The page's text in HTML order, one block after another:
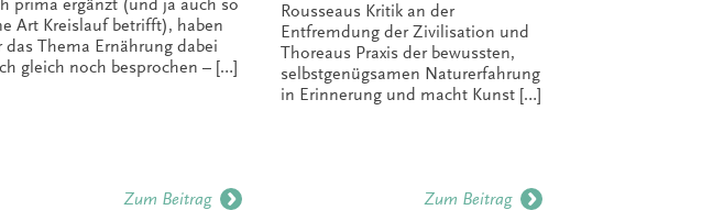
prima ergänzt (und ja auch so
Art Kreislauf betrifft), haben
das Thema Ernährung dabei
gleich noch besprochen – […]
Zum Beitrag
Rousseaus Kritik an der
Entfremdung der Zivilisation und
Thoreaus Praxis der bewussten,
selbstgenügsamen Naturerfahrung
in Erinnerung und macht Kunst […]
Zum Beitrag